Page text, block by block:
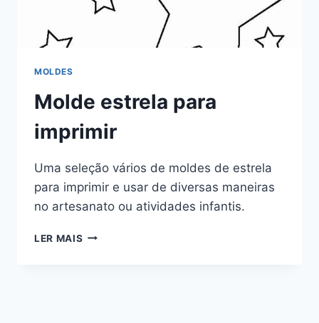
MOLDES
Molde estrela para
imprimir
Uma seleção vários de moldes de estrela
para imprimir e usar de diversas maneiras
no artesanato ou atividades infantis.
LER MAIS MOLDE